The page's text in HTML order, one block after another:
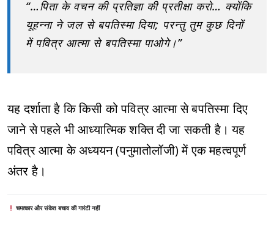
“…पिता के वचन की प्रतिज्ञा की प्रतीक्षा करो… क्योंकि
यूहन्ना ने जल से बपतिस्मा दिया; परन्तु तुम कुछ दिनों
में पवित्र आत्मा से बपतिस्मा पाओगे।”
यह दर्शाता है कि किसी को पवित्र आत्मा से बपतिस्मा दिए
जाने से पहले भी आध्यात्मिक शक्ति दी जा सकती है। यह
पवित्र आत्मा के अध्ययन (पनुमातोलॉजी) में एक महत्वपूर्ण
अंतर है।
चमत्कार और संकेत बचाव की गारंटी नहीं